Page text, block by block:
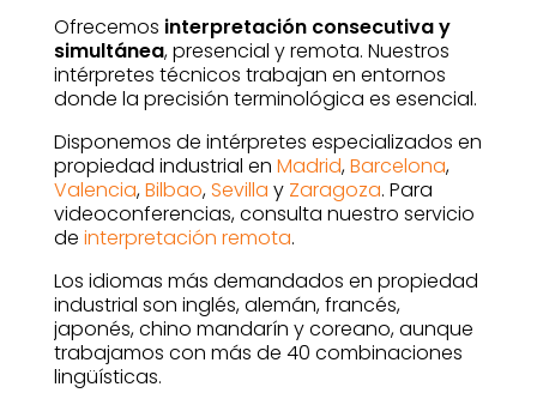
Ofrecemos interpretación consecutiva y
simultánea, presencial y remota. Nuestros
intérpretes técnicos trabajan en entornos
donde la precisión terminológica es esencial.
Disponemos de intérpretes especializados en
propiedad industrial en Madrid,Barcelona,
Valencia,Bilbao,Sevilla y Zaragoza. Para
videoconferencias, consulta nuestro servicio
de interpretación remota.
Los idiomas más demandados en propiedad
industrial son inglés, alemán, francés,
japonés, chino mandarín y coreano, aunque
trabajamos con más de 40 combinaciones
lingüísticas.